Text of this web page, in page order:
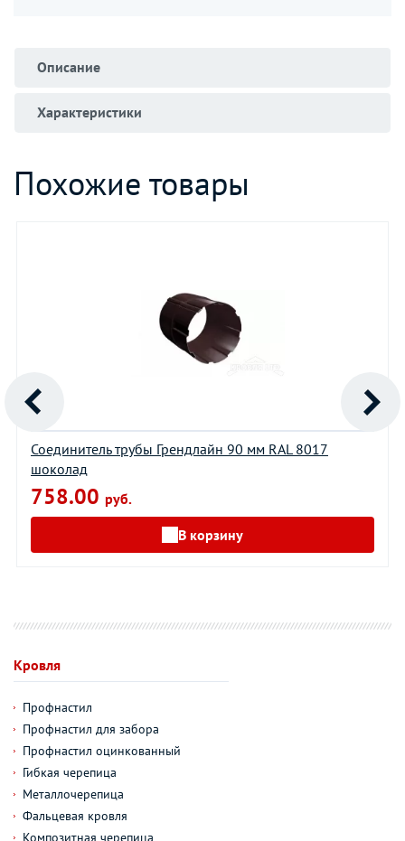
Описание
Характеристики
Похожие товары
Соединитель трубы Грендлайн 90 мм RAL 8017
шоколад
758.00 руб.
В корзину
Кровля
Профнастил
Профнастил для забора
Профнастил оцинкованный
Гибкая черепица
Металлочерепица
Фальцевая кровля
Композитная черепица